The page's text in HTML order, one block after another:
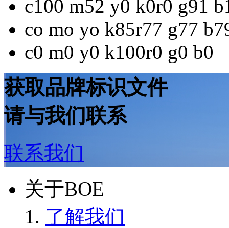
c100 m52 y0 k0r0 g91
co mo yo k85r77 g77
c0 m0 y0 k100r0 g0 b0
获取品牌标识文件
请与我们联系
联系我们
关于BOE
了解我们